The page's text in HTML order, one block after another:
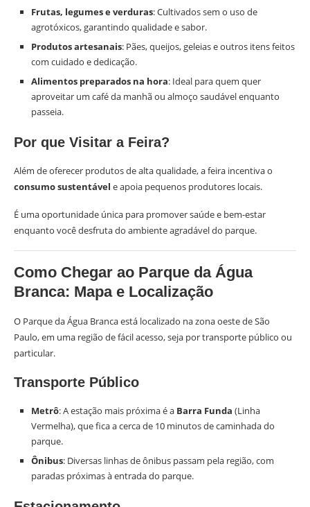
Frutas, legumes e verduras: Cultivados sem o uso de
agrotóxicos, garantindo qualidade e sabor.
Produtos artesanais: Pães, queijos, geleias e outros itens feitos
com cuidado e dedicação.
Alimentos preparados na hora: Ideal para quem quer
aproveitar um café da manhã ou almoço saudável enquanto
passeia.
Por que Visitar a Feira?
Além de oferecer produtos de alta qualidade, a feira incentiva o
consumo sustentável e apoia pequenos produtores locais.
É uma oportunidade única para promover saúde e bem-estar
enquanto você desfruta do ambiente agradável do parque.
Como Chegar ao Parque da Água
Branca: Mapa e Localização
O Parque da Água Branca está localizado na zona oeste de São
Paulo, em uma região de fácil acesso, seja por transporte público ou
particular.
Transporte Público
Metrô: A estação mais próxima é a Barra Funda (Linha
Vermelha), que fica a cerca de 10 minutos de caminhada do
parque.
Ônibus: Diversas linhas de ônibus passam pela região, com
paradas próximas à entrada do parque.